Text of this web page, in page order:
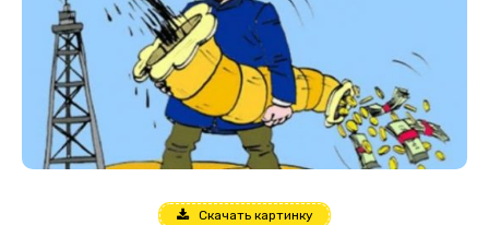
Скачать картинку